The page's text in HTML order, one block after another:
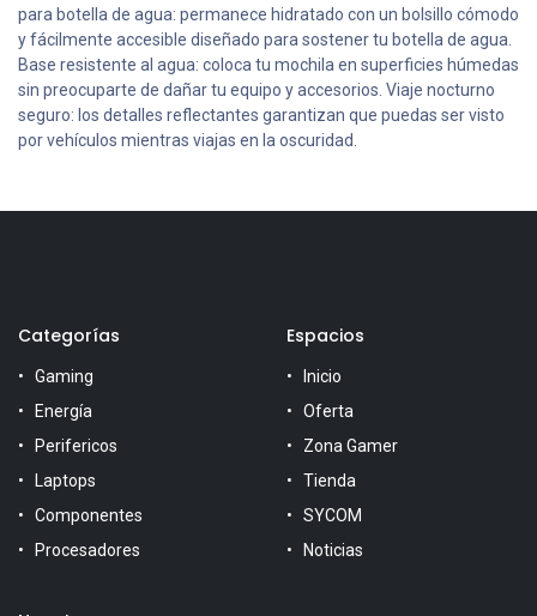
para botella de agua: permanece hidratado con un bolsillo cómodo
y fácilmente accesible diseñado para sostener tu botella de agua.
Base resistente al agua: coloca tu mochila en superficies húmedas
sin preocuparte de dañar tu equipo y accesorios. Viaje nocturno
seguro: los detalles reflectantes garantizan que puedas ser visto
por vehículos mientras viajas en la oscuridad.
Categorías
Gaming
Energía
Perifericos
Laptops
Componentes
Procesadores
Espacios
Inicio
Oferta
Zona Gamer
Tienda
SYCOM
Noticias